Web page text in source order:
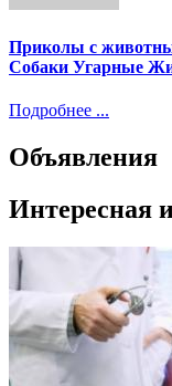
Приколы с
Собаки Угарные
Подробнее ...
Объявления
Интересная